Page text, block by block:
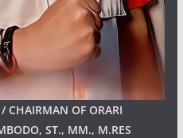
CHAIRMAN OF ORARI
ST., MM., M.RES